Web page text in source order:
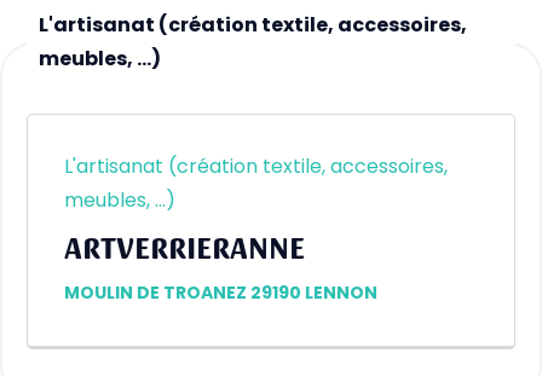
L'artisanat (création textile, accessoires,
meubles, …)
L'artisanat (création textile, accessoires,
meubles, …)
ARTVERRIERANNE
MOULIN DE TROANEZ 29190 LENNON